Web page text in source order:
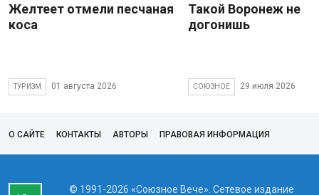
Желтеет отмели песчаная
коса
ТУРИЗМ 01 августа 2026
Такой Воронеж не
догонишь
СОЮЗНОЕ 29 июля 2026
О САЙТЕ КОНТАКТЫ АВТОРЫ ПРАВОВАЯ ИНФОРМАЦИЯ
© 1991-2026 «Союзное Вече». Сетевое издание